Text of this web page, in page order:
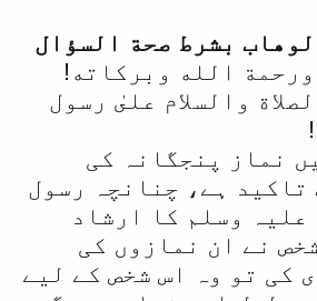
بشرط صحة السؤال
ورحمة الله وبرکاته!
والسلام علىٰ رسول
نماز پنجگانہ کی
تاکید ہے، چنانچہ رسول
علیہ وسلم کا ارشاد
نے ان نمازوں کی
کی تو وہ اس شخص کے لیے